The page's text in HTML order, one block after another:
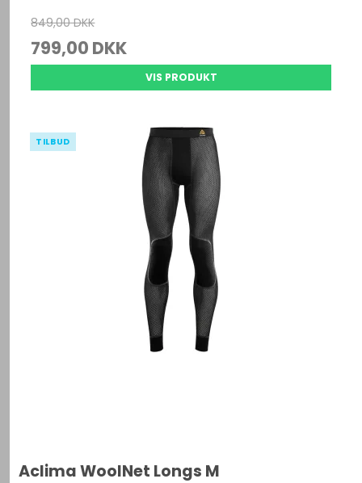
849,00 DKK
799,00 DKK
VIS PRODUKT
TILBUD
Aclima WoolNet Longs M